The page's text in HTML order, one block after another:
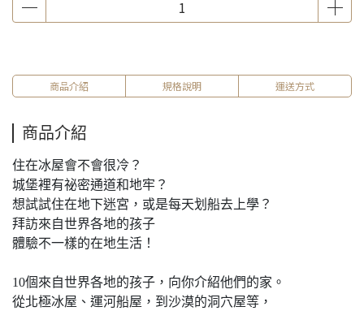
商品介紹 規格說明 運送方式
商品介紹
住在冰屋會不會很冷？
城堡裡有祕密通道和地牢？
想試試住在地下迷宮，或是每天划船去上學？
拜訪來自世界各地的孩子
體驗不一樣的在地生活！
10個來自世界各地的孩子，向你介紹他們的家。
從北極冰屋、運河船屋，到沙漠的洞穴屋等，